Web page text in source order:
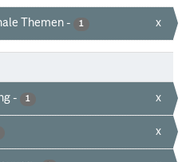
Themen - 1 x
- 1 x
x